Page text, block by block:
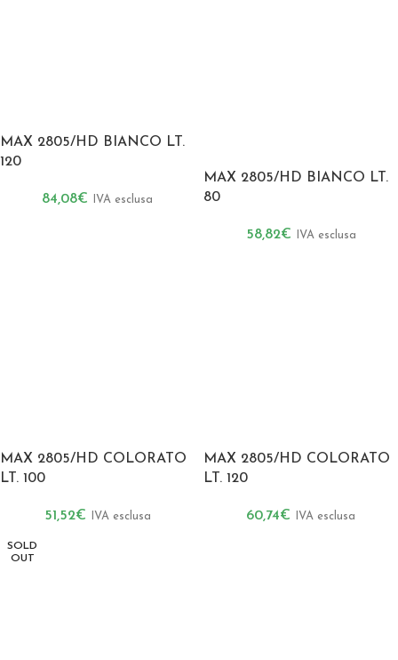
MAX 2805/HD BIANCO LT.
120
84,08€ IVA esclusa
MAX 2805/HD BIANCO LT.
80
58,82€ IVA esclusa
MAX 2805/HD COLORATO
LT. 100
51,52€ IVA esclusa
MAX 2805/HD COLORATO
LT. 120
60,74€ IVA esclusa
SOLD
OUT